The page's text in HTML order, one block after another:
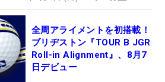
全周アライメントを初搭載！
ブリヂストン『TOUR B JGR
Roll-in Alignment』、8月7
日デビュー